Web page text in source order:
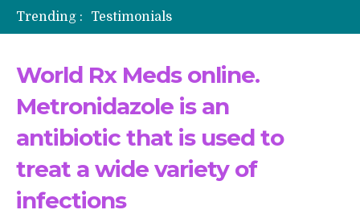
Trending :
Propecia 2025-2026
World Rx Meds online.
Metronidazole is an
antibiotic that is used to
treat a wide variety of
infections